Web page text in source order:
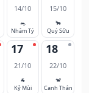
14/10
🐀
Nhâm Tý
15/10
🐂
Quý Sửu
17
21/10
🐐
Kỷ Mùi
18
22/10
🐒
Canh Thân